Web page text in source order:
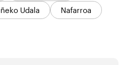
Udala
Nafarroa